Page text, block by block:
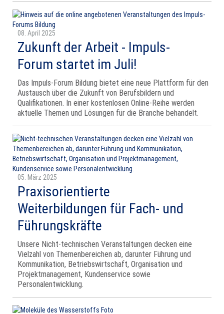
08. April 2025
Zukunft der Arbeit - Impuls-
Forum startet im Juli!
Das Impuls-Forum Bildung bietet eine neue Plattform für den
Austausch über die Zukunft von Berufsbildern und
Qualifikationen. In einer kostenlosen Online-Reihe werden
aktuelle Themen und Lösungen für die Branche behandelt.
05. März 2025
Praxisorientierte
Weiterbildungen für Fach- und
Führungskräfte
Unsere Nicht-technischen Veranstaltungen decken eine
Vielzahl von Themenbereichen ab, darunter Führung und
Kommunikation, Betriebswirtschaft, Organisation und
Projektmanagement, Kundenservice sowie
Personalentwicklung.